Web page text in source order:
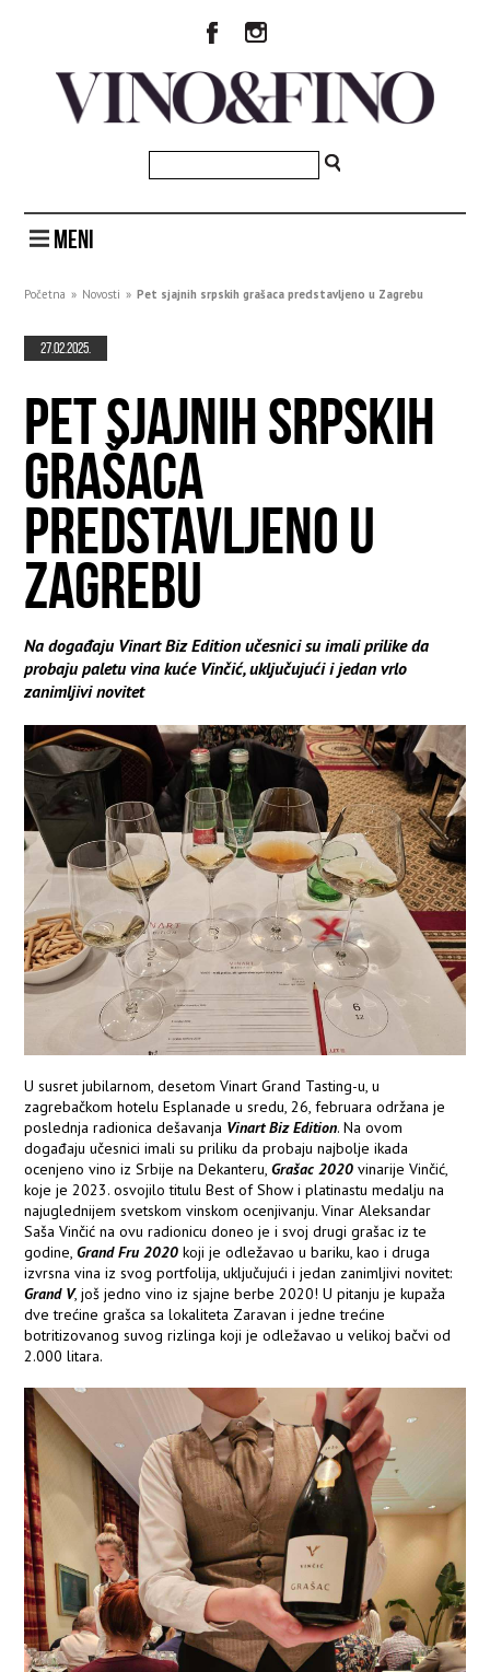
MENI
Početna » Novosti » Pet sjajnih srpskih grašaca predstavljeno u Zagrebu
27.02.2025.
PET SJAJNIH SRPSKIH
GRAŠACA
PREDSTAVLJENO U
ZAGREBU
Na događaju Vinart Biz Edition učesnici su imali prilike da
probaju paletu vina kuće Vinčić, uključujući i jedan vrlo
zanimljivi novitet
U susret jubilarnom, desetom Vinart Grand Tasting-u, u
zagrebačkom hotelu Esplanade u sredu, 26, februara održana je
poslednja radionica dešavanja Vinart Biz Edition. Na ovom
događaju učesnici imali su priliku da probaju najbolje ikada
ocenjeno vino iz Srbije na Dekanteru,Grašac 2020 vinarije Vinčić,
koje je 2023. osvojilo titulu Best of Show i platinastu medalju na
najuglednijem svetskom vinskom ocenjivanju. Vinar Aleksandar
Saša Vinčić na ovu radionicu doneo je i svoj drugi grašac iz te
godine,Grand Fru 2020 koji je odležavao u bariku, kao i druga
izvrsna vina iz svog portfolija, uključujući i jedan zanimljivi novitet:
Grand V, još jedno vino iz sjajne berbe 2020! U pitanju je kupaža
dve trećine grašca sa lokaliteta Zaravan i jedne trećine
botritizovanog suvog rizlinga koji je odležavao u velikoj bačvi od
2.000 litara.